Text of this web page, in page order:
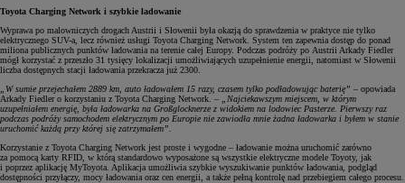
Toyota Charging Network i szybkie ładowanie
Wyprawa po malowniczych drogach Austrii i Słowenii była okazją do sprawdzenia w praktyce nie tylko
elektrycznego SUV-a, lecz również usługi Toyota Charging Network. System ten zapewnia dostęp do ponad
miliona publicznych punktów ładowania na terenie całej Europy. Podczas podróży po Austrii Arkady Fiedler
mógł korzystać z przeszło 31 tysięcy lokalizacji umożliwiających uzupełnienie energii, natomiast w Słowenii
liczba dostępnych stacji ładowania przekracza już 2300.
„W sumie przejechałem 2889 km, auto ładowałem 15 razy, czasem tylko podładowując baterię” – opowiada
Arkady Fiedler o korzystaniu z Toyota Charging Network. –
„Najciekawszym miejscem, w którym
uzupełniałem energię, była ładowarka na Großglocknerze z widokiem na lodowiec Pasterze. Pierwszy raz
podczas podróży samochodem elektrycznym po Europie nie zawiodła mnie żadna ładowarka i byłem w stanie
uruchomić każdą przy której się zatrzymałem”.
Korzystanie z Toyota Charging Network jest proste i wygodne – ładowanie można uruchomić zarówno
za pomocą karty RFID, w którą standardowo wyposażone są wszystkie elektryczne modele Toyoty, jak
i poprzez aplikację MyToyota. Aplikacja umożliwia szybkie wyszukiwanie punktów ładowania, podgląd
dostępności przyłączy, mocy ładowania oraz cen energii, a także pełną kontrolę nad przebiegiem całego procesu.